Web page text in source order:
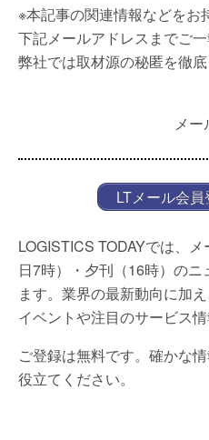
※本記事の関連情報などをお
下記メールアドレスまでご
弊社では取材源の秘匿を徹底
メー
LTメール会
LOGISTICS TODAYでは、
日7時）・夕刊（16時）の
ます。業界の最新動向に加
イベントや注目のサービス情
ご登録は無料です。確かな
役立てください。